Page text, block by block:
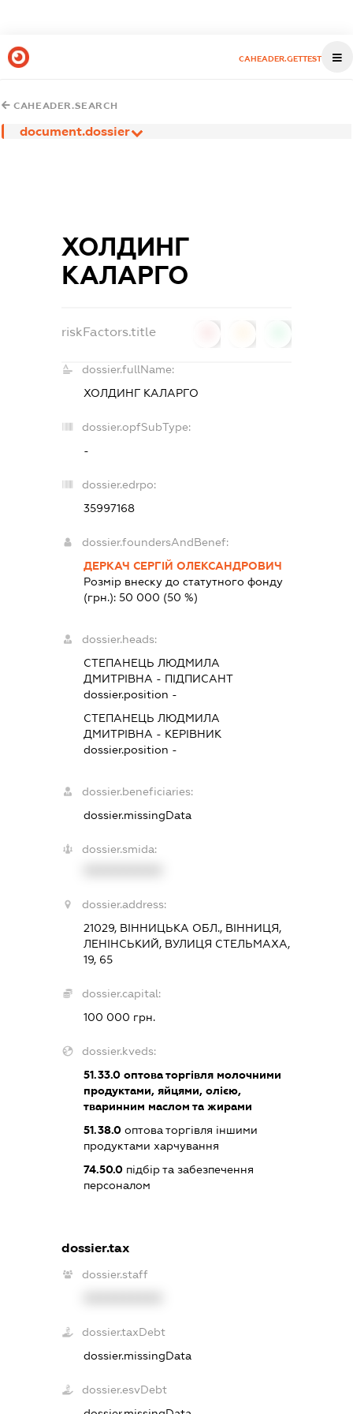
CAHEADER.GETTEST
CAHEADER.SEARCH
document.dossier
ХОЛДИНГ
КАЛАРГО
riskFactors.title
dossier.fullName:
ХОЛДИНГ КАЛАРГО
dossier.opfSubType:
-
dossier.edrpo:
35997168
dossier.foundersAndBenef:
ДЕРКАЧ СЕРГІЙ ОЛЕКСАНДРОВИЧ
Розмір внеску до статутного фонду
(грн.): 50 000 (50 %)
dossier.heads:
СТЕПАНЕЦЬ ЛЮДМИЛА
ДМИТРІВНА - ПІДПИСАНТ
dossier.position -
СТЕПАНЕЦЬ ЛЮДМИЛА
ДМИТРІВНА - КЕРІВНИК
dossier.position -
dossier.beneficiaries:
dossier.missingData
dossier.smida:
dossier.address:
21029, ВІННИЦЬКА ОБЛ., ВІННИЦЯ,
ЛЕНІНСЬКИЙ, ВУЛИЦЯ СТЕЛЬМАХА,
19, 65
dossier.capital:
100 000 грн.
dossier.kveds:
51.33.0оптова торгівля молочними
продуктами, яйцями, олією,
тваринним маслом та жирами
51.38.0оптова торгівля іншими
продуктами харчування
74.50.0підбір та забезпечення
персоналом
dossier.tax
dossier.staff
dossier.taxDebt
dossier.missingData
dossier.esvDebt